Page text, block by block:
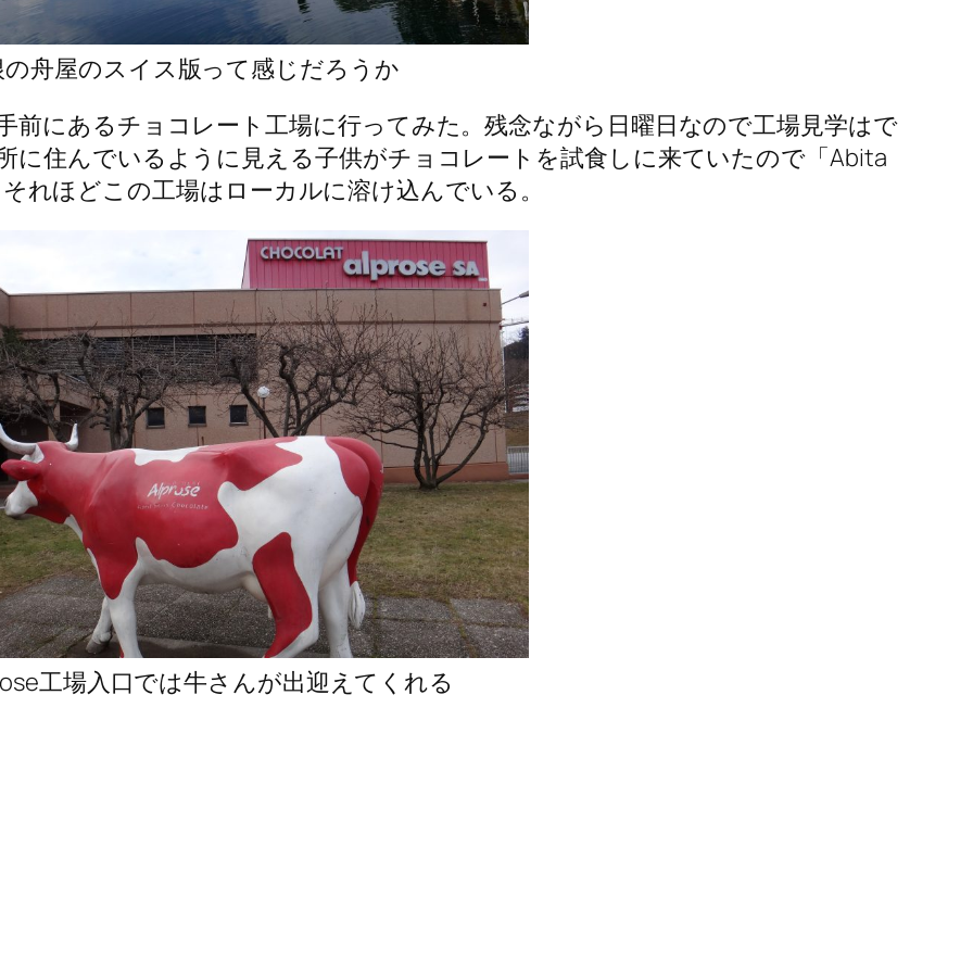
の舟屋のスイス版って感じだろうか
前にあるチョコレート工場に行ってみた。残念ながら日曜日なので工場見学はで
に住んでいるように見える子供がチョコレートを試食しに来ていたので「Abita
れほどこの工場はローカルに溶け込んでいる。
工場入口では牛さんが出迎えてくれる